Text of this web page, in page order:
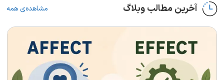
آخرین مطالب وبلاگ مشاهده‌ی همه